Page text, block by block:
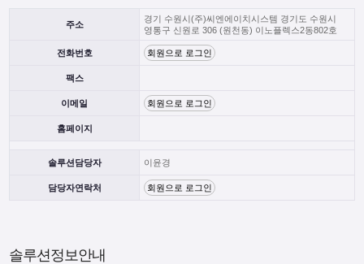
주소
경기 수원시(주)씨엔에이치시스템 경기도 수원시
영통구 신원로 306 (원천동) 이노플렉스2동802호
전화번호 회원으로 로그인
팩스
이메일 회원으로 로그인
홈페이지
솔루션담당자 이윤경
담당자연락처 회원으로 로그인
솔루션정보안내